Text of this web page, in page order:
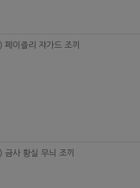
페이즐리 쟈가드 조끼
금사 황실 무늬 조끼